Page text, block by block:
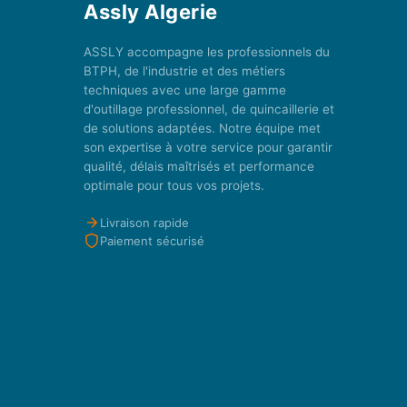
Assly Algerie
ASSLY accompagne les professionnels du
BTPH, de l'industrie et des métiers
techniques avec une large gamme
d'outillage professionnel, de quincaillerie et
de solutions adaptées. Notre équipe met
son expertise à votre service pour garantir
qualité, délais maîtrisés et performance
optimale pour tous vos projets.
Livraison rapide
Paiement sécurisé